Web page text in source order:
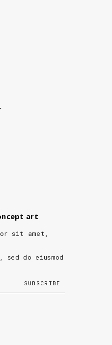
art
sit amet,
do eiusmod